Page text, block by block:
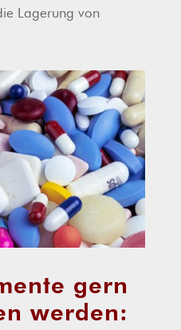
Lagerung von
gern
werden: